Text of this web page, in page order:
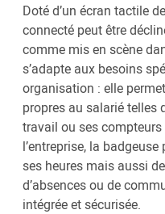
Doté d’un écran tactile
connecté peut être
comme mis en scène
s’adapte aux besoins
organisation : elle
propres au salarié telles
travail ou ses
l’entreprise, la
ses heures mais aussi
d’absences ou de
intégrée et sécurisée.